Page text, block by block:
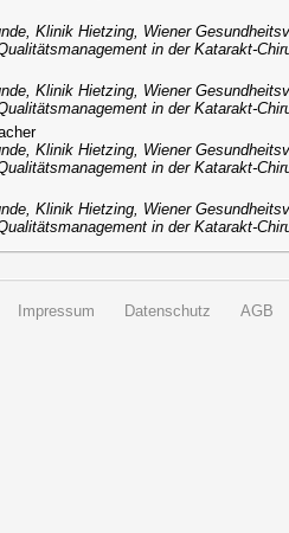
Klinik Hietzing, Wiener
in der Katarakt-
Klinik Hietzing, Wiener
in der Katarakt-
Klinik Hietzing, Wiener
in der Katarakt-
Klinik Hietzing, Wiener
in der Katarakt-
Impressum Datenschutz AGB